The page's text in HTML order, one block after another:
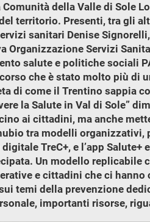
della Valle di Sole
territorio. Presenti, tra gli
sanitari Denise
Organizzazione Servizi
salute e politiche sociali
che è stato molto più di
di come il Trentino sappia
la Salute in Val di Sole”
ai cittadini, ma anche
tra modelli
TreC+, e l’app
Un modello
e cittadini che ci hanno
temi della prevenzione
importanti risorse,